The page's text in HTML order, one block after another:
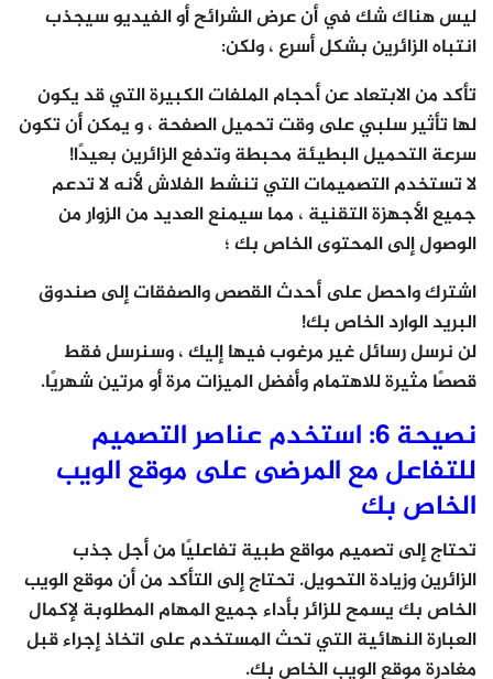
ليس هناك شك في أن عرض الشرائح أو الفيديو سيجذب
انتباه الزائرين بشكل أسرع ، ولكن:
تأكد من الابتعاد عن أحجام الملفات الكبيرة التي قد يكون
لها تأثير سلبي على وقت تحميل الصفحة ، و يمكن أن تكون
سرعة التحميل البطيئة محبطة وتدفع الزائرين بعيدًا!
لا تستخدم التصميمات التي تنشط الفلاش لأنه لا تدعم
جميع الأجهزة التقنية ، مما سيمنع العديد من الزوار من
الوصول إلى المحتوى الخاص بك ؛
اشترك واحصل على أحدث القصص والصفقات إلى صندوق
البريد الوارد الخاص بك!
لن نرسل رسائل غير مرغوب فيها إليك ، وسنرسل فقط
قصصًا مثيرة للاهتمام وأفضل الميزات مرة أو مرتين شهريًا.
نصيحة 6: استخدم عناصر التصميم
للتفاعل مع المرضى على موقع الويب
الخاص بك
تحتاج إلى تصميم مواقع طبية تفاعليًا من أجل جذب
الزائرين وزيادة التحويل. تحتاج إلى التأكد من أن موقع الويب
الخاص بك يسمح للزائر بأداء جميع المهام المطلوبة لإكمال
العبارة النهائية التي تحث المستخدم على اتخاذ إجراء قبل
مغادرة موقع الويب الخاص بك.